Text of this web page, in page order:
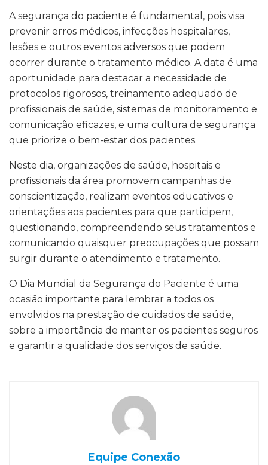
A segurança do paciente é fundamental, pois visa
prevenir erros médicos, infecções hospitalares,
lesões e outros eventos adversos que podem
ocorrer durante o tratamento médico. A data é uma
oportunidade para destacar a necessidade de
protocolos rigorosos, treinamento adequado de
profissionais de saúde, sistemas de monitoramento e
comunicação eficazes, e uma cultura de segurança
que priorize o bem-estar dos pacientes.
Neste dia, organizações de saúde, hospitais e
profissionais da área promovem campanhas de
conscientização, realizam eventos educativos e
orientações aos pacientes para que participem,
questionando, compreendendo seus tratamentos e
comunicando quaisquer preocupações que possam
surgir durante o atendimento e tratamento.
O Dia Mundial da Segurança do Paciente é uma
ocasião importante para lembrar a todos os
envolvidos na prestação de cuidados de saúde,
sobre a importância de manter os pacientes seguros
e garantir a qualidade dos serviços de saúde.
Equipe Conexão